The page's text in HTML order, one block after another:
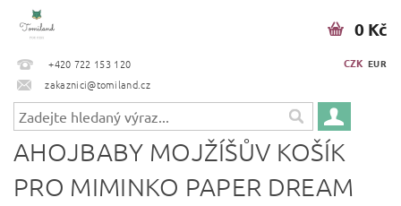
+420 722 153 120
zakaznici@tomiland.cz
CZK EUR
0 Kč
AHOJBABY MOJŽÍŠŮV KOŠÍK
PRO MIMINKO PAPER DREAM